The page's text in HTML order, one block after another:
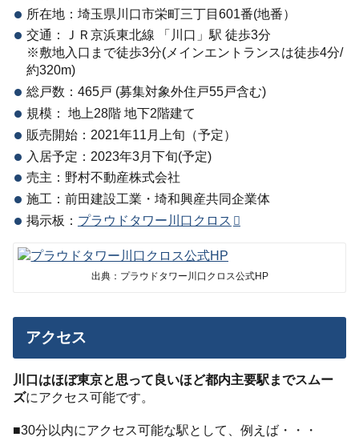
所在地：埼玉県川口市栄町三丁目601番(地番）
交通：ＪＲ京浜東北線 「川口」駅 徒歩3分
※敷地入口まで徒歩3分(メインエントランスは徒歩4分/
約320m)
総戸数：465戸 (募集対象外住戸55戸含む)
規模： 地上28階 地下2階建て
販売開始：2021年11月上旬（予定）
入居予定：2023年3月下旬(予定)
売主：野村不動産株式会社
施工：前田建設工業・埼和興産共同企業体
掲示板： プラウドタワー川口クロス
出典：プラウドタワー川口クロス公式HP
アクセス
川口はほぼ東京と思って良いほど都内主要駅までスムー
ズにアクセス可能です。
■30分以内にアクセス可能な駅として、例えば・・・